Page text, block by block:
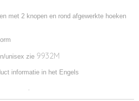
met 2 knopen en rond afgewerkte hoeken
unisex zie 9932M
informatie in het Engels
.